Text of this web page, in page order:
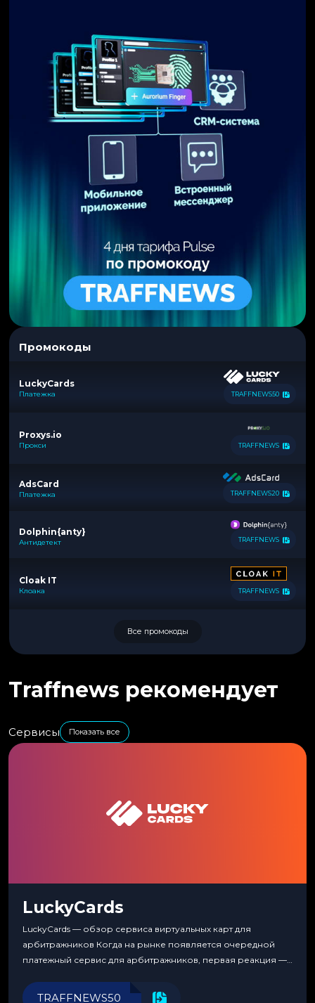
Промокоды
LuckyCards
Платежка TRAFFNEWS50
Proxys.io
Прокси TRAFFNEWS
AdsCard
Платежка TRAFFNEWS20
Dolphin{anty}
Антидетект TRAFFNEWS
Cloak IT
Клоака TRAFFNEWS
Все промокоды
Traffnews рекомендует
Сервисы Показать все
LuckyCards
LuckyCards — обзор сервиса виртуальных карт для
арбитражников Когда на рынке появляется очередной
платежный сервис для арбитражников, первая реакция —
перестаешь воспринимать всерьез любой новый продукт,
TRAFFNEWS50